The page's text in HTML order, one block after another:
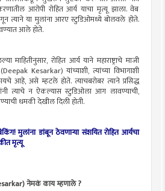
आरोपी रोहित आर्य याचा मृत्यू झाला. वेब
त्याने या मुलांना आरए स्टुडिओमध्ये बोलवले होते.
आले होते.
माहितीनुसार, रोहित आर्य याने महाराष्ट्राचे माजी
Kesarkar) यांच्याशी, त्यांच्या विभागाशी
आहे, असे म्हटले होते. त्याचबरोबर त्याने प्रसिद्ध
त्याचे न ऐकल्यास स्टुडिओला आग लावण्याची,
धमकी देखील दिली होती.
मुलांना डांबून ठेवणाऱ्या संशयित रोहित आर्यचा
मृत्यू
नेमकं काय म्हणाले ?